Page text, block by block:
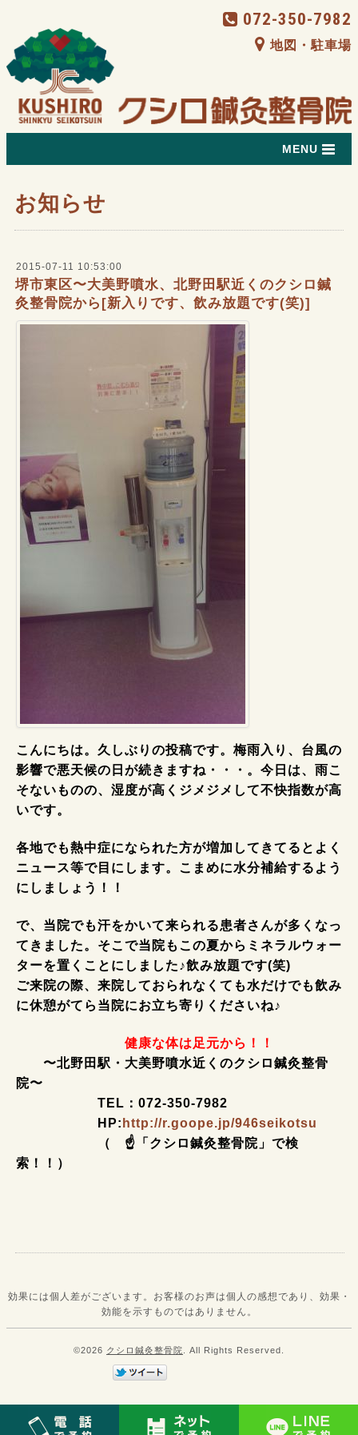
072-350-7982
地図・駐車場
MENU
お知らせ
2015-07-11 10:53:00
堺市東区〜大美野噴水、北野田駅近くのクシロ鍼
灸整骨院から[新入りです、飲み放題です(笑)]
こんにちは。久しぶりの投稿です。梅雨入り、台風の
影響で悪天候の日が続きますね・・・。今日は、雨こ
そないものの、湿度が高くジメジメして不快指数が高
いです。
各地でも熱中症になられた方が増加してきてるとよく
ニュース等で目にします。こまめに水分補給するよう
にしましょう！！
で、当院でも汗をかいて来られる患者さんが多くなっ
てきました。そこで当院もこの夏からミネラルウォー
ターを置くことにしました♪飲み放題です(笑)
ご来院の際、来院しておられなくても水だけでも飲み
に休憩がてら当院にお立ち寄りくださいね♪
健康な体は足元から！！
〜北野田駅・大美野噴水近くのクシロ鍼灸整骨
院〜
TEL：072-350-7982
HP: http://r.goope.jp/946seikotsu
（ ☝「クシロ鍼灸整骨院」で検
索！！）
効果には個人差がございます。お客様のお声は個人の感想であり、効果・
効能を示すものではありません。
©2026 クシロ鍼灸整骨院 . All Rights Reserved.